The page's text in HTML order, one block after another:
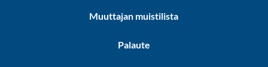
Muuttajan muistilista
Palaute